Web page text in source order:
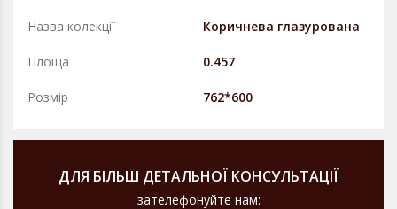
Назва колекції Коричнева глазурована
Площа 0.457
Розмір 762*600
ДЛЯ БІЛЬШ ДЕТАЛЬНОЇ КОНСУЛЬТАЦІЇ
зателефонуйте нам: